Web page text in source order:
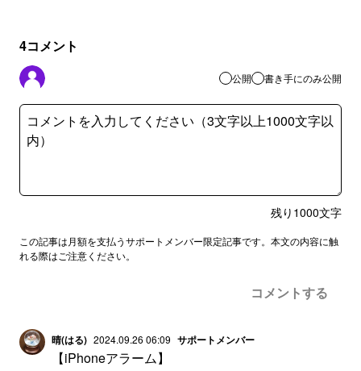
4コメント
公開 書き手にのみ公開
残り 1000文字
この記事は月額を支払うサポートメンバー限定記事です。本文の内容に触
れる際はご注意ください。
コメントする
晴(はる) 2024.09.26 06:09 サポートメンバー
【iPhoneアラーム】